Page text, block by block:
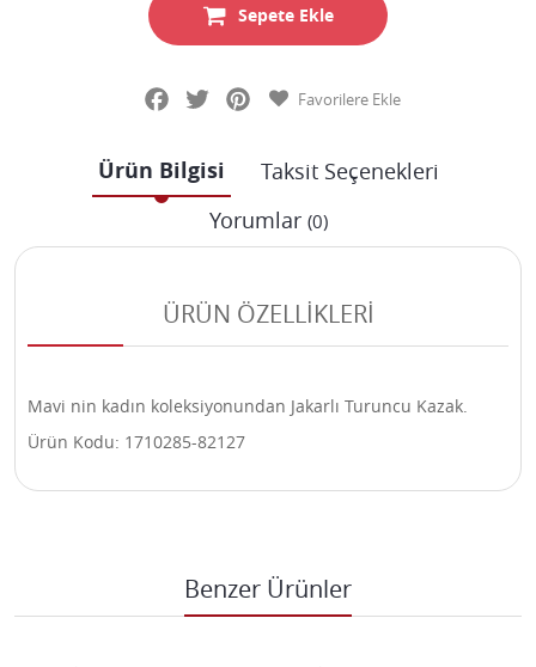
Sepete Ekle
FacebookTwitterPinterestFavorilere Ekle
Ürün Bilgisi
Taksit Seçenekleri
Yorumlar (0)
ÜRÜN ÖZELLİKLERİ
Mavi nin kadın koleksiyonundan Jakarlı Turuncu Kazak.
Ürün Kodu: 1710285-82127
Benzer Ürünler